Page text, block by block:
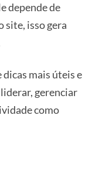
depende de
site, isso gera
mais úteis e
gerenciar
como